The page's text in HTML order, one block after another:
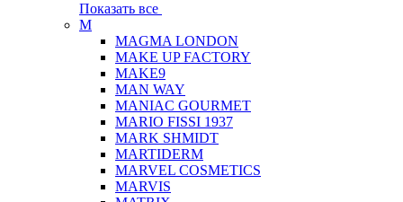
Показать все
M
MAGMA LONDON
MAKE UP FACTORY
MAKE9
MAN WAY
MANIAC GOURMET
MARIO FISSI 1937
MARK SHMIDT
MARTIDERM
MARVEL COSMETICS
MARVIS